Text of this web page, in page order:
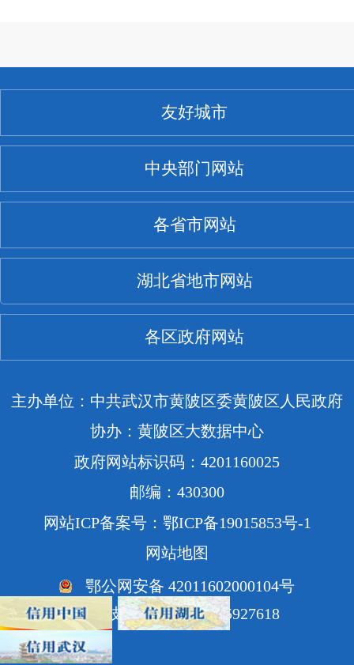
友好城市
中央部门网站
各省市网站
湖北省地市网站
各区政府网站
主办单位：中共武汉市黄陂区委黄陂区人民政府
协办：黄陂区大数据中心
政府网站标识码：4201160025
邮编：430300
网站ICP备案号：鄂ICP备19015853号-1
网站地图
鄂公网安备 42011602000104号
网站技术支持电话：85927618